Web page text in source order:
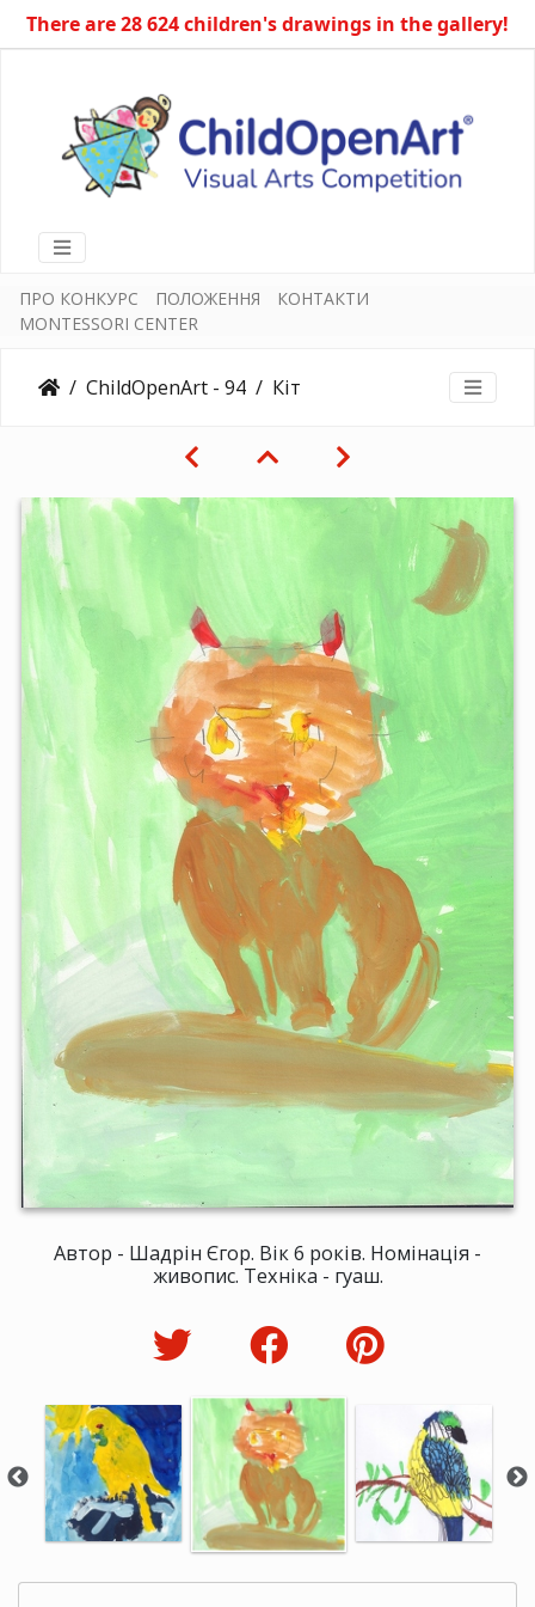
There are 28 624 children's drawings in the gallery!
ПРО КОНКУРС ПОЛОЖЕННЯ
КОНТАКТИ
MONTESSORI CENTER
ChildOpenArt - 94 Кіт
Автор - Шадрін Єгор. Вік 6 років. Номінація -
живопис. Техніка - гуаш.